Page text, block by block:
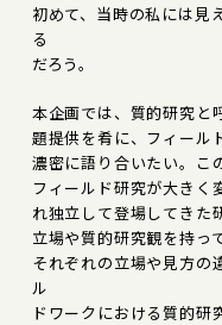
初めて、当時の私には見
る
だろう。
本企画では、質的研究と
題提供を肴に、フィール
濃密に語り合いたい。こ
フィールド研究が大きく
れ独立して登場してきた
立場や質的研究観を持っ
それぞれの立場や見方の
ル
ドワークにおける質的研